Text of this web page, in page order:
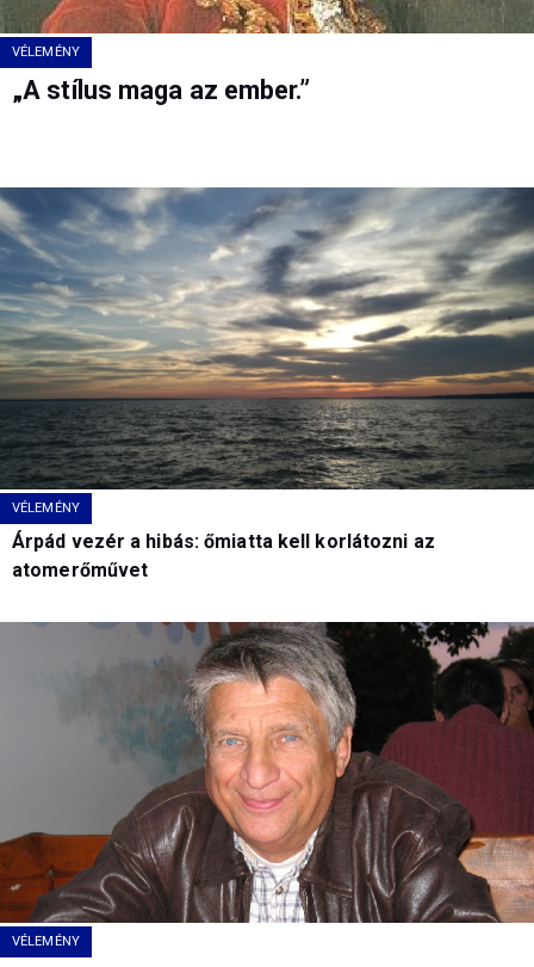
VÉLEMÉNY
„A stílus maga az ember.”
VÉLEMÉNY
Árpád vezér a hibás: őmiatta kell korlátozni az
atomerőművet
VÉLEMÉNY